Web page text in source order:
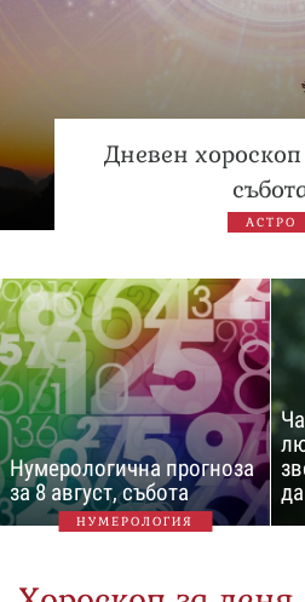
Дневен хороскоп
АСТРО
Нумерологична прогноза
за 8 август, събота
НУМЕРОЛОГИЯ